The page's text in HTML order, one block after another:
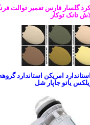
گلسار فارس تعمیر توالت
تانک توکار
امریکن استاندارد
یاتو جاپار شل